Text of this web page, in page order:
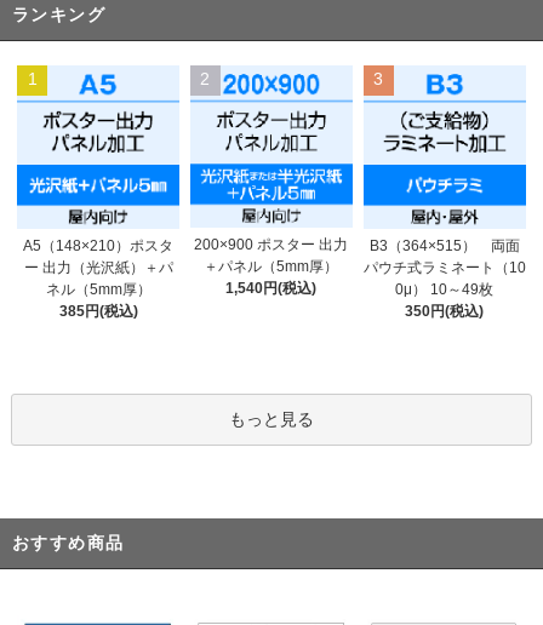
ランキング
1
A5（148×210）ポスタ
ー 出力（光沢紙）＋パ
ネル（5mm厚）
385円(税込)
2
200×900 ポスター 出力
＋パネル（5mm厚）
1,540円(税込)
3
B3（364×515） 両面
パウチ式ラミネート（10
0μ） 10～49枚
350円(税込)
もっと見る
おすすめ商品